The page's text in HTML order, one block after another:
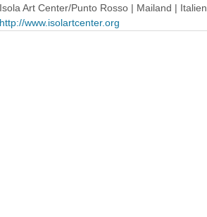
Isola Art Center/Punto Rosso | Mailand | Italien
http://www.isolartcenter.org